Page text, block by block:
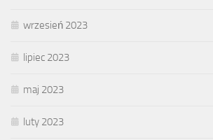
wrzesień 2023
lipiec 2023
maj 2023
luty 2023